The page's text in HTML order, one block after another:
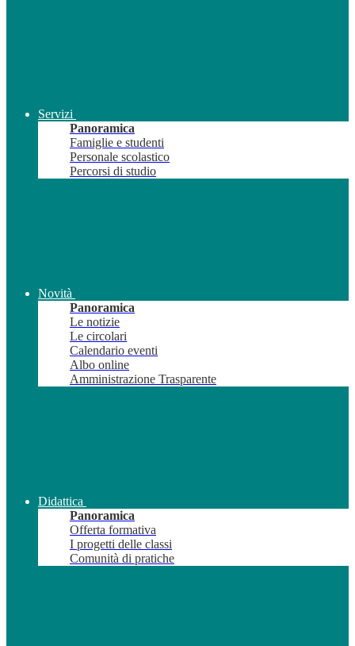
Servizi
Panoramica
Famiglie e studenti
Personale scolastico
Percorsi di studio
Novità
Panoramica
Le notizie
Le circolari
Calendario eventi
Albo online
Amministrazione Trasparente
Didattica
Panoramica
Offerta formativa
I progetti delle classi
Comunità di pratiche